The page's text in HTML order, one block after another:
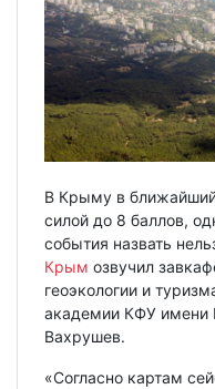
В Крыму в
силой до 8 баллов,
события назвать
Крым озвучил
геоэкологии и
академии КФУ имени
Вахрушев.
«Согласно картам